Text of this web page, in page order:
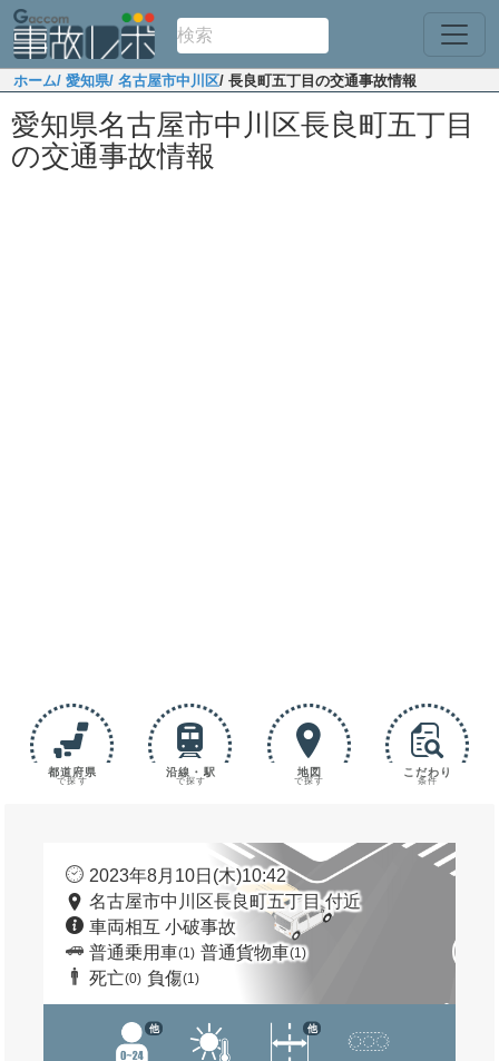
ホーム/ 愛知県/ 名古屋市中川区/ 長良町五丁目の交通事故情報
愛知県名古屋市中川区長良町五丁目
の交通事故情報
都道府県
で探す
沿線・駅
で探す
地図
で探す
こだわり
条件
2023年8月10日(木)10:42
名古屋市中川区長良町五丁目 付近
車両相互 小破事故
普通乗用車(1) 普通貨物車(1)
死亡(0) 負傷(1)
他 他